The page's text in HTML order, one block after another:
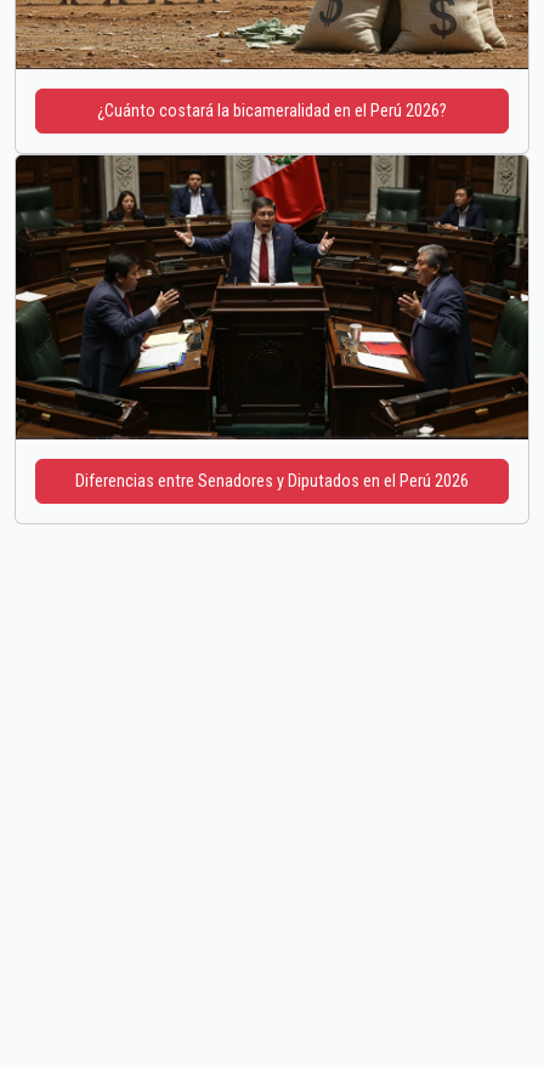
¿Cuánto costará la bicameralidad en el Perú 2026?
Diferencias entre Senadores y Diputados en el Perú 2026